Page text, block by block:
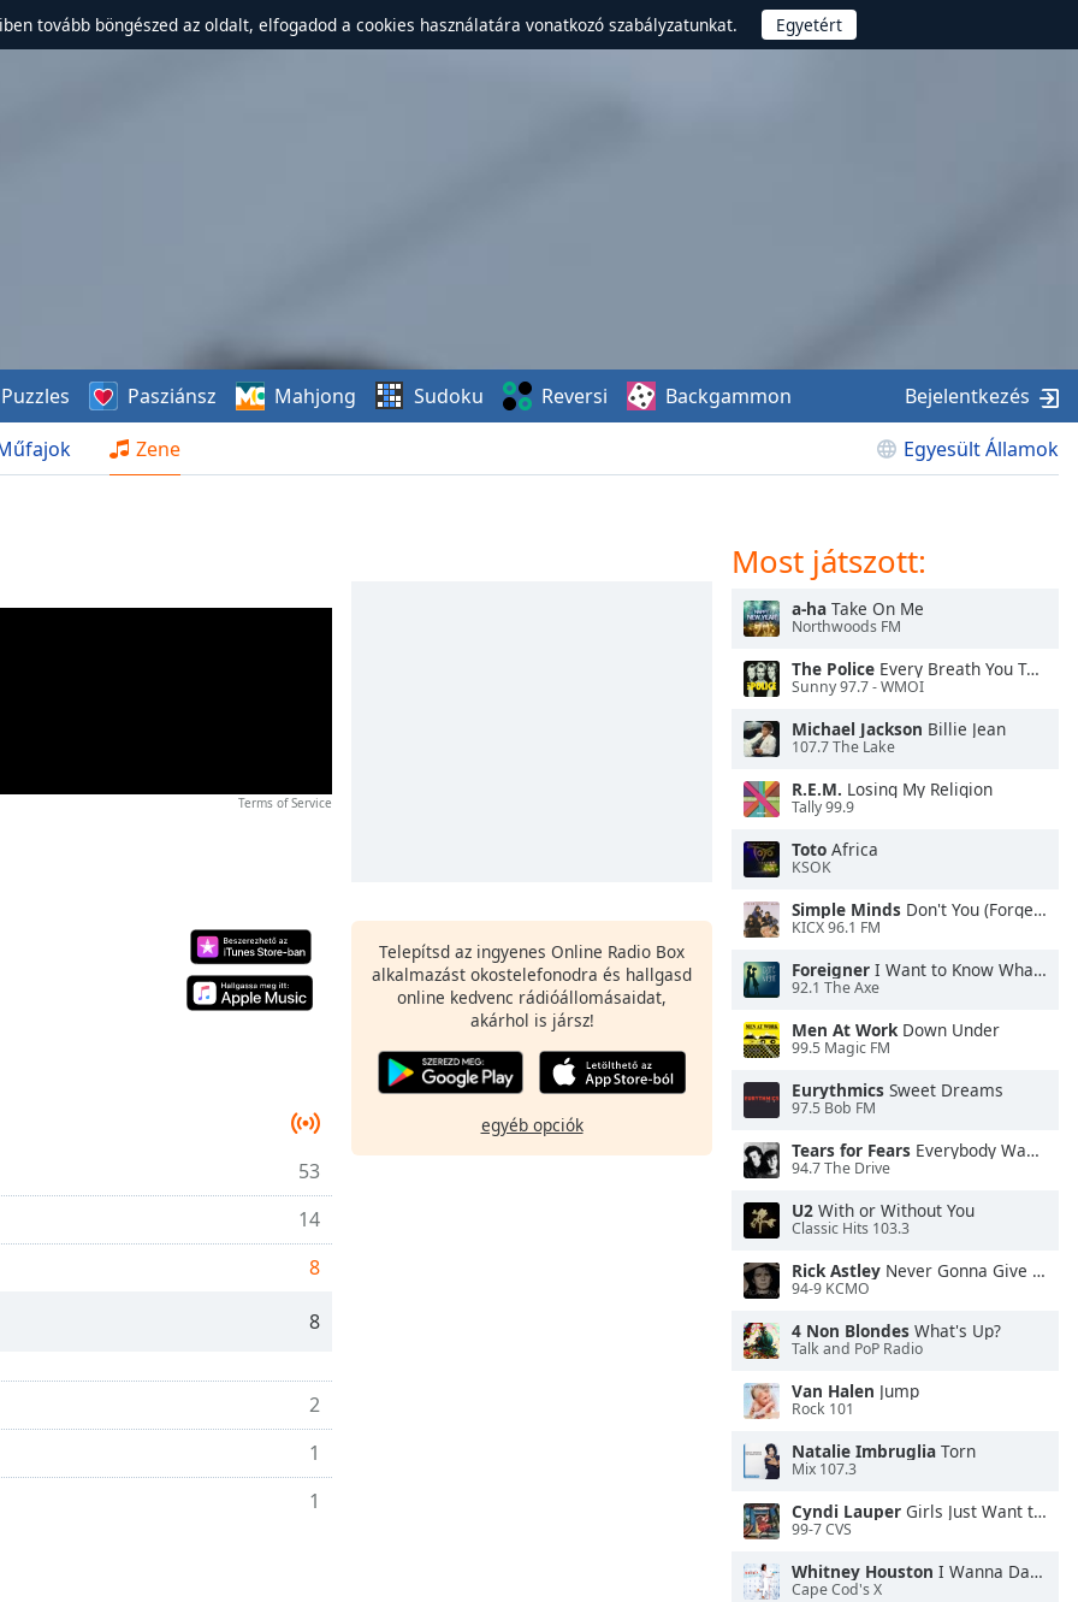
tovább böngészed az oldalt, elfogadod a cookies használatára vonatkozó szabályzatunkat.
Zene Egyesült Államok
Puzzles Pasziánsz Mahjong Sudoku Reversi Backgammon Bejelentkezés
Terms of Service
53
14
8
8
2
1
1
Telepítsd az ingyenes Online Radio Box
alkalmazást okostelefonodra és hallgasd
online kedvenc rádióállomásaidat,
akárhol is jársz!
egyéb opciók
Most játszott:
a-ha Take On Me
Northwoods FM
The Police Every Breath You Take
Sunny 97.7 - WMOI
Michael Jackson Billie Jean
107.7 The Lake
R.E.M. Losing My Religion
Tally 99.9
Toto Africa
KSOK
Simple Minds Don't You (Forget About Me)
KICX 96.1 FM
Foreigner I Want to Know What Love Is
92.1 The Axe
Men At WorkDown Under
99.5 Magic FM
Eurythmics Sweet Dreams
97.5 Bob FM
Tears for Fears Everybody Wants To Rule the World
94.7 The Drive
U2 With or Without You
Classic Hits 103.3
Rick Astley Never Gonna Give You Up
94-9 KCMO
4 Non Blondes What's Up?
Talk and PoP Radio
Van Halen Jump
Rock 101
Natalie Imbruglia Torn
Mix 107.3
Cyndi Lauper Girls Just Want to Have Fun
99-7 CVS
Whitney Houston I Wanna Dance With Somebody
Cape Cod's X